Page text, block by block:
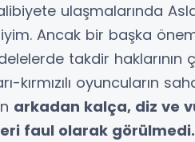
ulaşmalarında
Ancak bir başka
takdir
kırmızılı oyuncuların
arkadan kalça, diz ve
faul olarak görülmedi.